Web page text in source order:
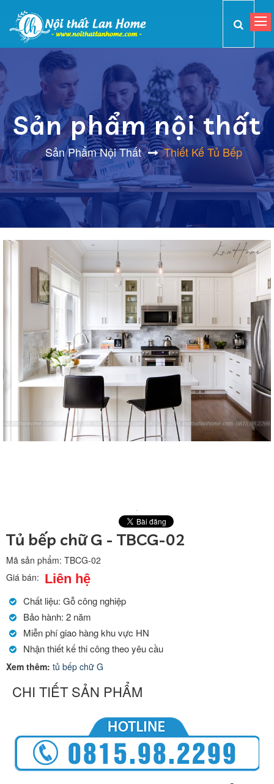
Sản phẩm nội thất
Sản Phẩm Nội Thất Thiết Kế Tủ Bếp
Tủ bếp chữ G - TBCG-02
Mã sản phẩm: TBCG-02
Giá bán: Liên hệ
Chất liệu: Gỗ công nghiệp
Bảo hành: 2 năm
Miễn phí giao hàng khu vực HN
Nhận thiết kế thi công theo yêu cầu
Xem thêm: tủ bếp chữ G
CHI TIẾT SẢN PHẨM